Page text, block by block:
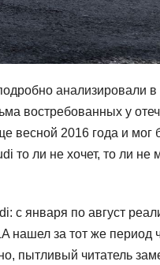
востребованных у
весной 2016 года и
то ли не хочет, то ли не
января по август
нашел за тот же период
пытливый читатель